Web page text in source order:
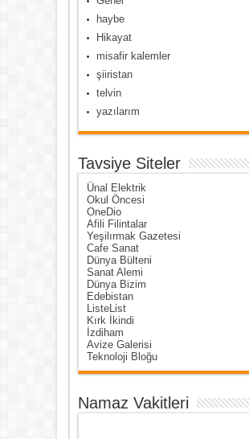
haybe
Hikayat
misafir kalemler
şiiristan
telvin
yazılarım
Tavsiye Siteler
Ünal Elektrik
Okul Öncesi
OneDio
Afili Filintalar
Yeşilırmak Gazetesi
Cafe Sanat
Dünya Bülteni
Sanat Alemi
Dünya Bizim
Edebistan
ListeList
Kırk İkindi
İzdiham
Avize Galerisi
Teknoloji Bloğu
Namaz Vakitleri